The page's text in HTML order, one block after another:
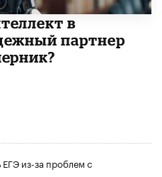
в
партнер
из-за проблем с